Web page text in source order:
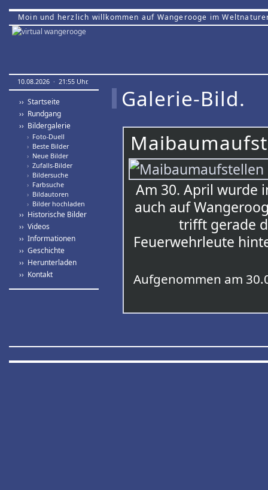
Moin und herzlich willkommen auf Wangerooge im
10.08.2026 · 21:55 Uhr.
›› Startseite
›› Rundgang
›› Bildergalerie
› Foto-Duell
› Beste Bilder
› Neue Bilder
› Zufalls-Bilder
› Bildersuche
› Farbsuche
› Bildautoren
› Bilder hochladen
›› Historische Bilder
›› Videos
›› Informationen
›› Geschichte
›› Herunterladen
›› Kontakt
Galerie-Bild.
Am 30. April wurde
auch auf
trifft gerade
Feuerwehrleute
Aufgenommen am